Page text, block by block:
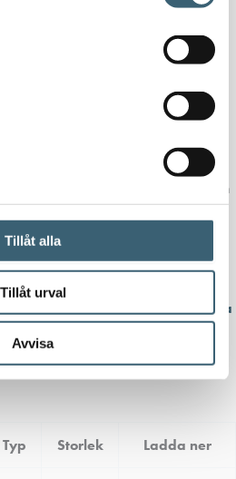
Tillåt alla
Tillåt urval
Avvisa
korrosion och mekanisk påverkan
× 2150 × 1400 mm
vill veta mer? Tveka inte attkontakta
Typ Storlek Ladda ner